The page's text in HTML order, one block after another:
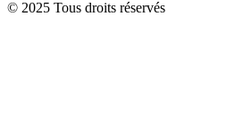
© 2025 Tous droits réservés